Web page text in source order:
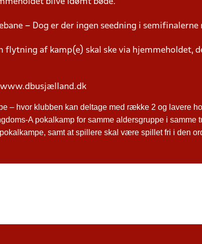
blive idømt bøde.
– Dog er der ingen seedning i
flytning af kamp(e) skal ske via hjemmeholdet,
www.dbusjælland.dk
– hvor klubben kan deltage med række 2 og lavere
A pokalkamp for samme aldersgruppe i samme
samt at spillere skal være spillet fri i den